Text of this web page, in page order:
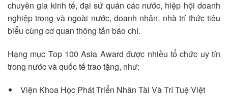
chuyên gia kinh tế, đại sứ quán các nước, hiệp hội doanh
nghiệp trong và ngoài nước, doanh nhân, nhà trí thức tiêu
biểu cùng cơ quan thông tấn báo chí.
Hạng mục Top 100 Asia Award được nhiều tổ chức uy tín
trong nước và quốc tế trao tặng, như:
Viện Khoa Học Phát Triển Nhân Tài Và Trí Tuệ Việt